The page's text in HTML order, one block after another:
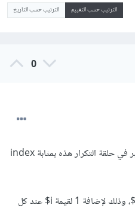
الترتيب حسب التقييم الترتيب حسب التاريخ
0
المشكل هو في المتغير i$ والذي يعتبر في حلقة التكرار هذه بمثابة index
بعد غلق أداة الشرط else اكتب ++i$، وذلك لإضافة 1 لقيمة i$ عند كل